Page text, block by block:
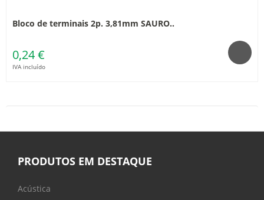
Bloco de terminais 2p. 3,81mm SAURO..
0,24 €
IVA incluído
PRODUTOS EM DESTAQUE
Acústica